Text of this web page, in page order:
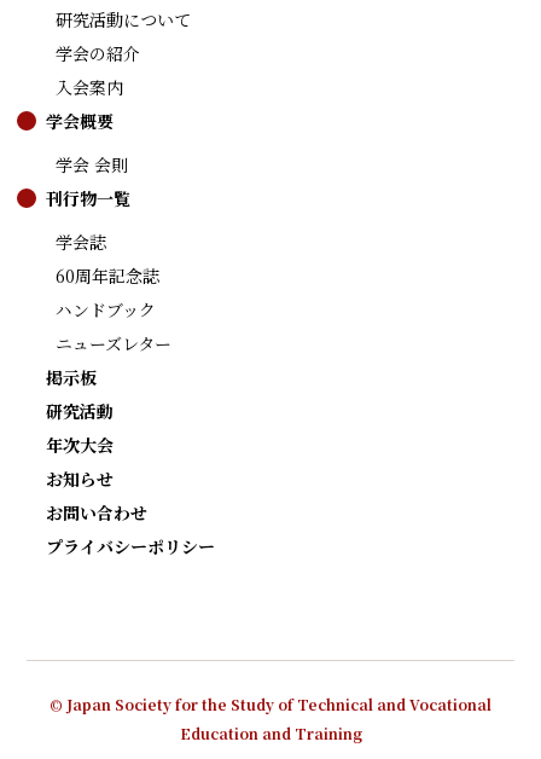
研究活動について
学会の紹介
入会案内
学会概要
学会 会則
刊行物一覧
学会誌
60周年記念誌
ハンドブック
ニューズレター
掲示板
研究活動
年次大会
お知らせ
お問い合わせ
プライバシーポリシー
© Japan Society for the Study of Technical and Vocational
Education and Training